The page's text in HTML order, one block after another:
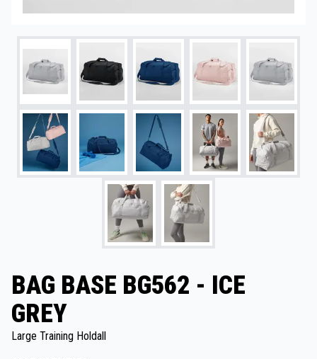
BAG BASE BG562 - ICE
GREY
Large Training Holdall